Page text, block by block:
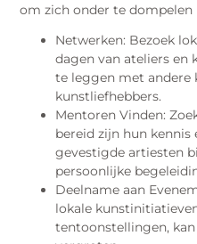
om zich onder te dompelen
Netwerken: Bezoek
dagen van ateliers en
te leggen met andere
kunstliefhebbers.
Mentoren Vinden:
bereid zijn hun kennis
gevestigde artiesten
persoonlijke
Deelname aan
lokale
tentoonstellingen,